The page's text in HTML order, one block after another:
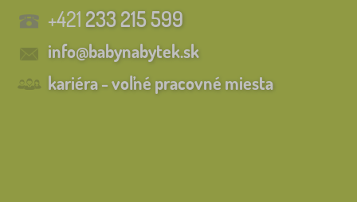
+421233 215 599
info@babynabytek.sk
kariéra - voľné pracovné miesta